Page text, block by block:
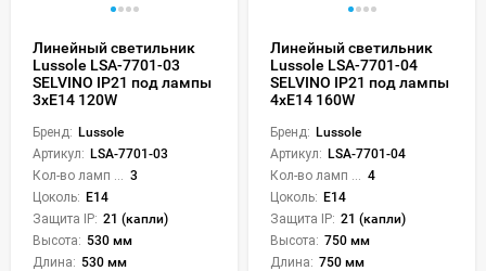
Линейный светильник
Lussole LSA-7701-03
SELVINO IP21 под лампы
3xE14 120W
Бренд: Lussole
Артикул: LSA-7701-03
3
Цоколь: E14
Защита IP: 21 (капли)
Высота: 530 мм
Длина: 530 мм
Линейный светильник
Lussole LSA-7701-04
SELVINO IP21 под лампы
4xE14 160W
Бренд: Lussole
Артикул: LSA-7701-04
4
Цоколь: E14
Защита IP: 21 (капли)
Высота: 750 мм
Длина: 750 мм